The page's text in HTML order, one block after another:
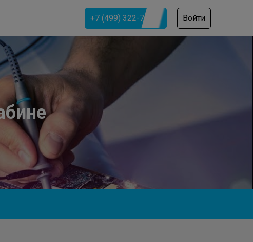
+7 (499) 322-74-79 Войти